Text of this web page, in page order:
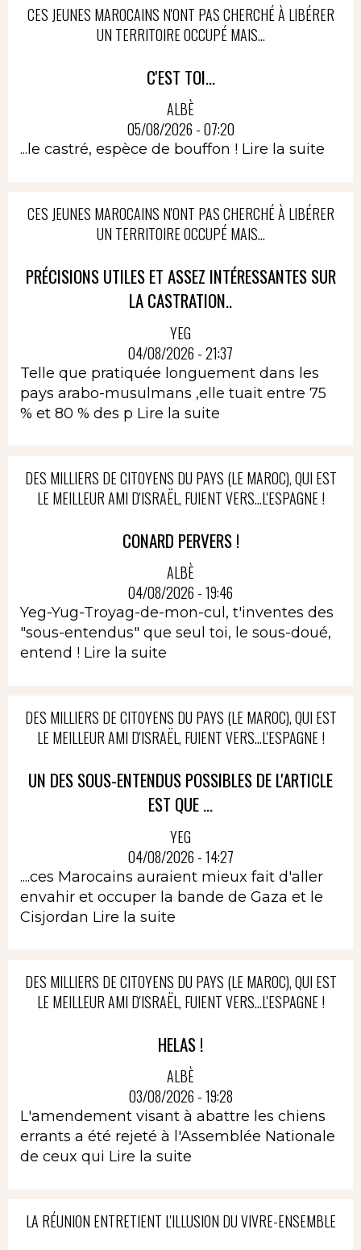
CES JEUNES MAROCAINS N'ONT PAS CHERCHÉ À LIBÉRER
UN TERRITOIRE OCCUPÉ MAIS...
C'EST TOI...
ALBÈ
05/08/2026 - 07:20
...le castré, espèce de bouffon ! Lire la suite
CES JEUNES MAROCAINS N'ONT PAS CHERCHÉ À LIBÉRER
UN TERRITOIRE OCCUPÉ MAIS...
PRÉCISIONS UTILES ET ASSEZ INTÉRESSANTES SUR
LA CASTRATION..
YEG
04/08/2026 - 21:37
Telle que pratiquée longuement dans les
pays arabo-musulmans ,elle tuait entre 75
% et 80 % des p Lire la suite
DES MILLIERS DE CITOYENS DU PAYS (LE MAROC), QUI EST
LE MEILLEUR AMI D'ISRAËL, FUIENT VERS...L'ESPAGNE !
CONARD PERVERS !
ALBÈ
04/08/2026 - 19:46
Yeg-Yug-Troyag-de-mon-cul, t'inventes des
"sous-entendus" que seul toi, le sous-doué,
entend ! Lire la suite
DES MILLIERS DE CITOYENS DU PAYS (LE MAROC), QUI EST
LE MEILLEUR AMI D'ISRAËL, FUIENT VERS...L'ESPAGNE !
UN DES SOUS-ENTENDUS POSSIBLES DE L'ARTICLE
EST QUE ...
YEG
04/08/2026 - 14:27
....ces Marocains auraient mieux fait d'aller
envahir et occuper la bande de Gaza et le
Cisjordan Lire la suite
DES MILLIERS DE CITOYENS DU PAYS (LE MAROC), QUI EST
LE MEILLEUR AMI D'ISRAËL, FUIENT VERS...L'ESPAGNE !
HELAS !
ALBÈ
03/08/2026 - 19:28
L'amendement visant à abattre les chiens
errants a été rejeté à l'Assemblée Nationale
de ceux qui Lire la suite
LA RÉUNION ENTRETIENT L'ILLUSION DU VIVRE-ENSEMBLE